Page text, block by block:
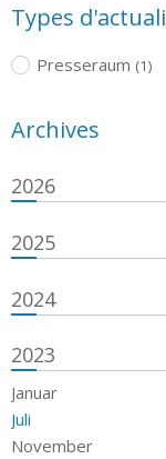
Types
Presseraum (1)
Archives
2026
2025
2024
2023
Januar
Juli
November